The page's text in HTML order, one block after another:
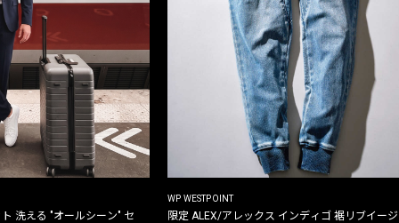
洗える "オールシーン" セ
WP WESTPOINT
限定 ALEX/アレックス インディゴ 裾リブイー